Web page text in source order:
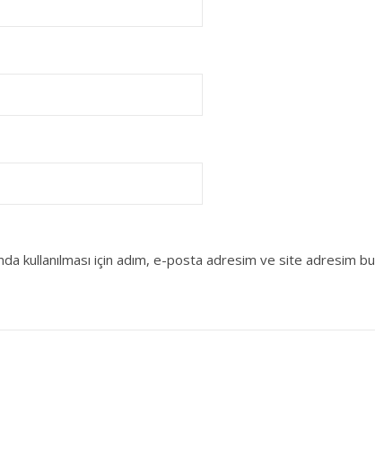
kullanılması için adım, e-posta adresim ve site adresim bu